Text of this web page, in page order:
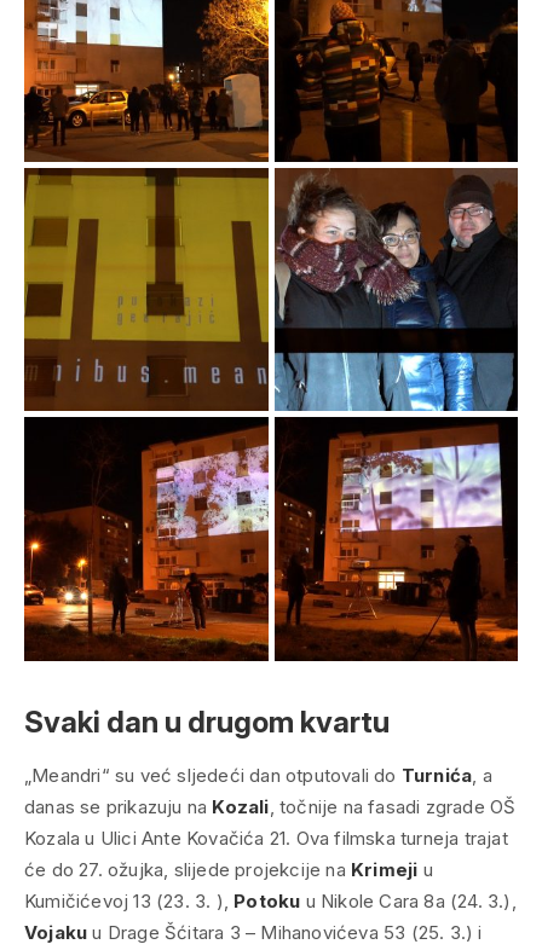
Svaki dan u drugom kvartu
„Meandri“ su već sljedeći dan otputovali do Turnića , a
danas se prikazuju na Kozali , točnije na fasadi zgrade OŠ
Kozala u Ulici Ante Kovačića 21. Ova filmska turneja trajat
će do 27. ožujka, slijede projekcije na Krimeji u
Kumičićevoj 13 (23. 3. ), Potoku u Nikole Cara 8a (24. 3.),
Vojaku u Drage Šćitara 3 – Mihanovićeva 53 (25. 3.) i